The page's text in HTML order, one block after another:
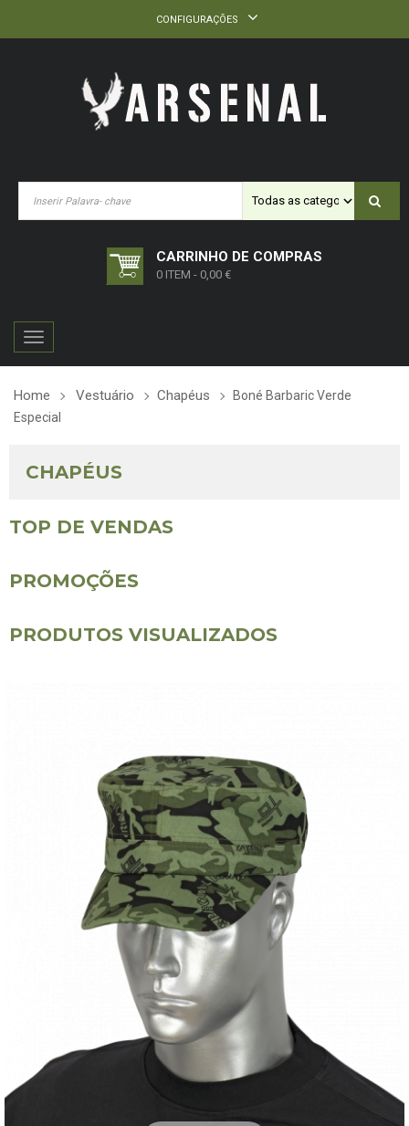
CONFIGURAÇÕES
CARRINHO DE COMPRAS
0 ITEM - 0,00 €
Toggle
navigation
Home
Vestuário Chapéus
Boné Barbaric Verde
Especial
CHAPÉUS
TOP DE VENDAS
PROMOÇÕES
PRODUTOS VISUALIZADOS